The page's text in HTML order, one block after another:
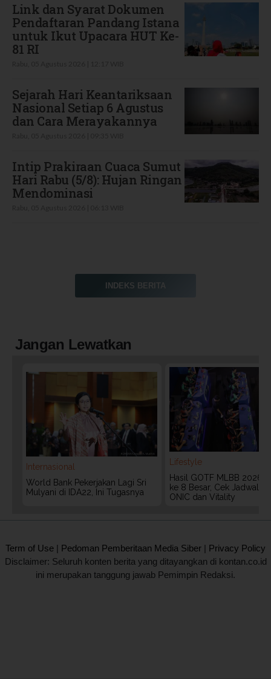
Link dan Syarat Dokumen
Pendaftaran Pandang Istana
untuk Ikut Upacara HUT Ke-
81 RI
Sejarah Hari Keantariksaan
Nasional Setiap 6 Agustus
dan Cara Merayakannya
Intip Prakiraan Cuaca Sumut
Hari Rabu (5/8): Hujan Ringan
Mendominasi
INDEKS BERITA
Jangan Lewatkan
Internasional
World Bank Pekerjakan Lagi Sri
Mulyani di IDA22, Ini Tugasnya
Lifestyle
Hasil GOTF MLBB 2026:
ke 8 Besar, Cek Jadwal
ONIC dan Vitality
Term of Use | Pedoman Pemberitaan Media Siber | Privacy Policy
Disclaimer: Seluruh konten berita yang ditayangkan di kontan.co.id
ini merupakan tanggung jawab Pemimpin Redaksi.